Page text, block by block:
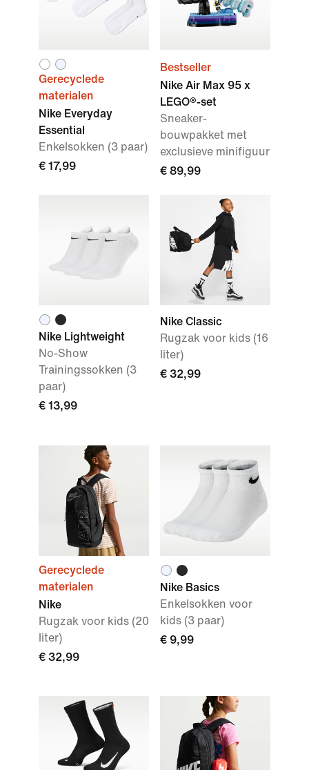
Gerecyclede
materialen
Nike Everyday
Essential
Enkelsokken (3 paar)
€ 17,99
Bestseller
Nike Air Max 95 x
LEGO®-set
Sneaker-
bouwpakket met
exclusieve minifiguur
€ 89,99
Nike Lightweight
No-Show
Trainingssokken (3
paar)
€ 13,99
Nike Classic
Rugzak voor kids (16
liter)
€ 32,99
Gerecyclede
materialen
Nike
Rugzak voor kids (20
liter)
€ 32,99
Nike Basics
Enkelsokken voor
kids (3 paar)
€ 9,99